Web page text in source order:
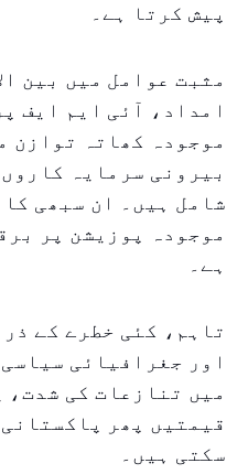
پیش کرتا ہے۔
مثبت عوامل میں بین
امداد، آئی ایم ایف
موجودہ کھاتہ توازن
بیرونی سرمایہ
شامل ہیں۔ ان سبھی
موجودہ پوزیشن پر
ہے۔
تاہم، کئی خطرے کے
اور جغرافیائی
میں تنازعات کی
قیمتیں پھر
سکتی ہیں۔